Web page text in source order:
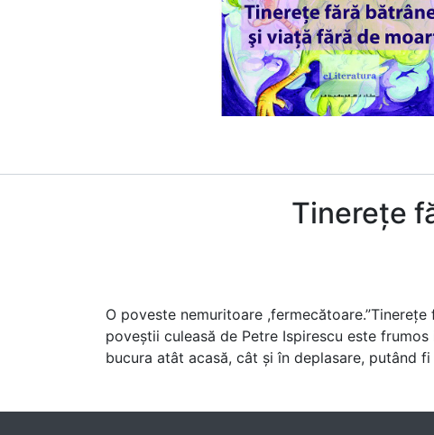
Tinerețe
O poveste nemuritoare
poveştii culeasă de Petre Ispirescu este
bucura atât acasă, cât şi în deplasare, putând